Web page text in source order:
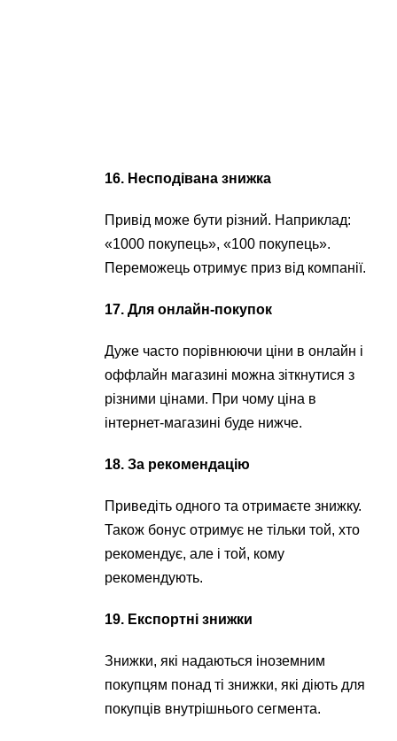
16. Несподівана знижка
Привід може бути різний. Наприклад:
«1000 покупець», «100 покупець».
Переможець отримує приз від компанії.
17. Для онлайн-покупок
Дуже часто порівнюючи ціни в онлайн і
оффлайн магазині можна зіткнутися з
різними цінами. При чому ціна в
інтернет-магазині буде нижче.
18. За рекомендацію
Приведіть одного та отримаєте знижку.
Також бонус отримує не тільки той, хто
рекомендує, але і той, кому
рекомендують.
19. Експортні знижки
Знижки, які надаються іноземним
покупцям понад ті знижки, які діють для
покупців внутрішнього сегмента.